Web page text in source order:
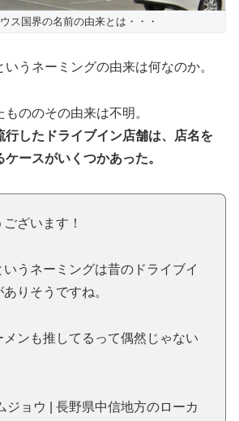
ス国界の名前の由来とは・・・
うネーミングの由来は何なのか。
ののその由来は不明。
行したドライブイン店舗は、店名を
ケースがいくつかあった。
ざいます！
うネーミングは昔のドライブイ
りそうですね。
メンも推してるって偶然じゃない
ョウ | 長野県中信地方のローカ